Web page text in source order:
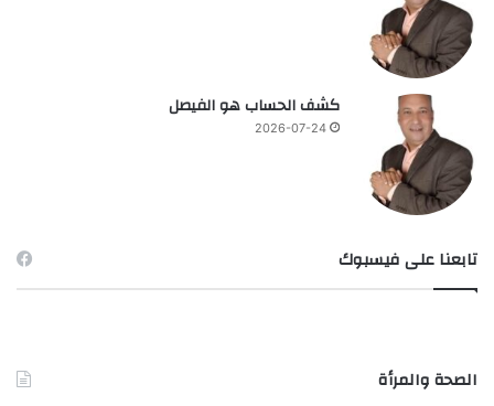
كشف الحساب هو الفيصل
2026-07-24
تابعنا على فيسبوك
الصحة والمرأة